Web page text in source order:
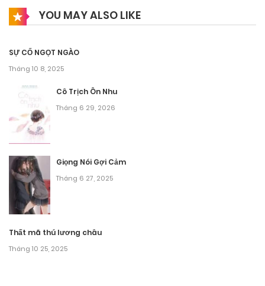
YOU MAY ALSO LIKE
SỰ CỐ NGỌT NGÀO
Tháng 10 8, 2025
Cô Trịch Ôn Nhu
Tháng 6 29, 2026
Giọng Nói Gợi Cảm
Tháng 6 27, 2025
Thất mã thú lương châu
Tháng 10 25, 2025